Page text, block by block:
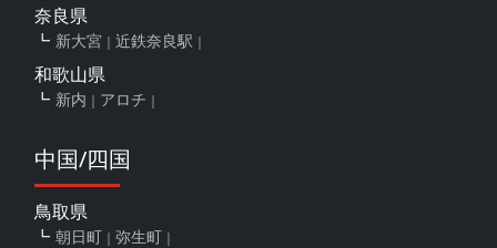
奈良県
新大宮 近鉄奈良駅
和歌山県
新内 アロチ
中国/四国
鳥取県
朝日町 弥生町